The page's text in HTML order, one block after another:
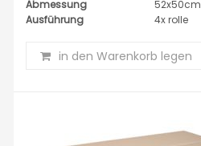
Abmessung
52x50cm
Ausführung
4x rolle
in den Warenkorb legen